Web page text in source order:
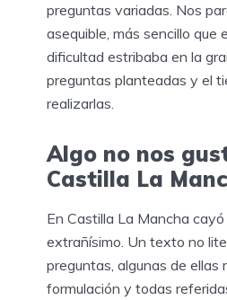
preguntas variadas. Nos
asequible, más sencillo que
dificultad estribaba en la
preguntas planteadas y el
realizarlas.
Algo no nos
Castilla La
En Castilla La Mancha cayó
extrañísimo. Un texto no
preguntas, algunas de ellas
formulación y todas